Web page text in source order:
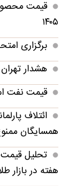
۱۴۰۵
برگزاری
هشدار
قیمت نفت امروز
ائتلاف
همسایگان
هفته در بازار